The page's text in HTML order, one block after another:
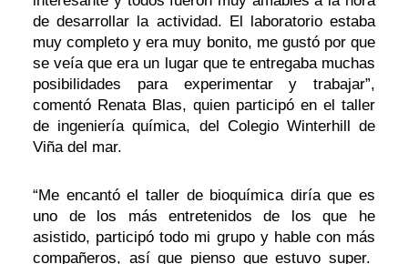
de desarrollar la actividad. El laboratorio estaba
muy completo y era muy bonito, me gustó por que
se veía que era un lugar que te entregaba muchas
posibilidades para experimentar y trabajar”,
comentó Renata Blas, quien participó en el taller
de ingeniería química, del Colegio Winterhill de
Viña del mar.
“Me encantó el taller de bioquímica diría que es
uno de los más entretenidos de los que he
asistido, participó todo mi grupo y hable con más
compañeros, así que pienso que estuvo super.